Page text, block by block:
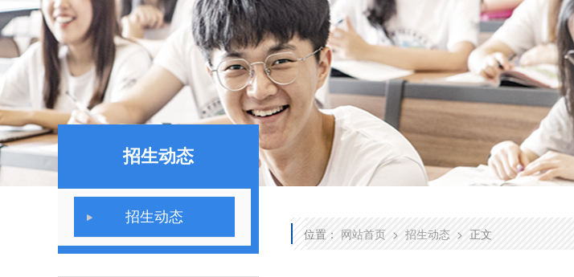
招生动态
招生动态
位置：网站首页>招生动态> 正文